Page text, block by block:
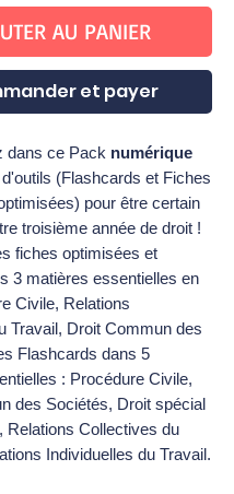
AU PANIER
et payer
dans ce Pack numérique
(Flashcards et Fiches
pour être certain
troisième année de droit !
fiches optimisées et
3 matières essentielles en
Civile, Relations
Travail, Droit Commun des
Flashcards dans 5
: Procédure Civile,
des Sociétés, Droit spécial
Relations Collectives du
Individuelles du Travail.